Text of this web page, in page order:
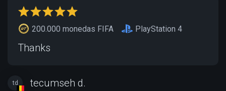
200.000 monedas FIFA PlayStation 4
Thanks
td tecumseh d.